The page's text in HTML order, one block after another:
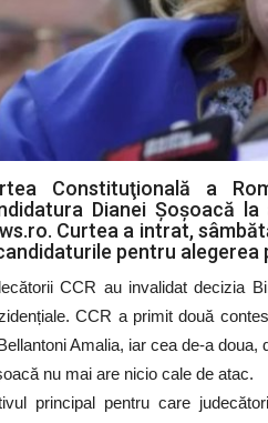
Constituţională a
Dianei Şoşoacă
Curtea a intrat,
pentru alegerea
CCR au invalidat decizia
CCR a primit două
Amalia, iar cea de-a doua,
nu mai are nicio cale de atac.
principal pentru care